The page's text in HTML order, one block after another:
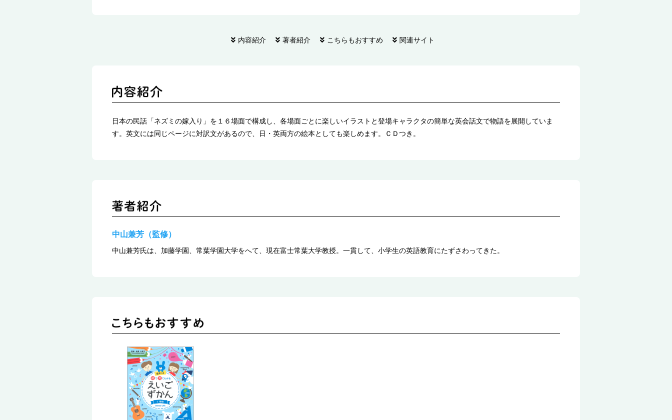
内容紹介 著者紹介 こちらもおすすめ 関連サイト
日本の民話「ネズミの嫁入り」を１６場面で構成し、各場面ごとに楽しいイラストと登場キャラクタの簡単な英会話文で物語を展開していま
す。英文には同じページに対訳文があるので、日・英両方の絵本としても楽しめます。ＣＤつき。
中山兼芳（監修）
中山兼芳氏は、加藤学園、常葉学園大学をへて、現在富士常葉大学教授。一貫して、小学生の英語教育にたずさわってきた。